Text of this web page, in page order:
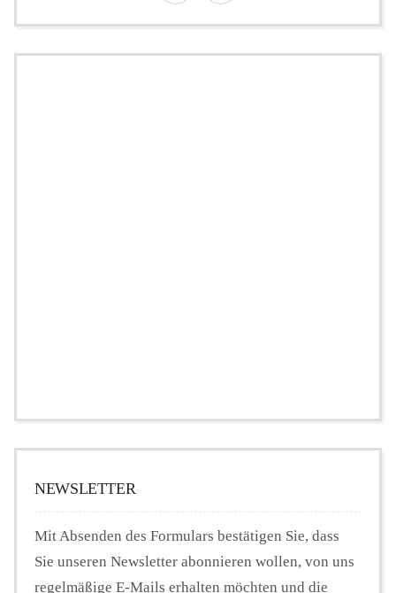
NEWSLETTER
Mit Absenden des Formulars bestätigen Sie, dass
Sie unseren Newsletter abonnieren wollen, von uns
regelmäßige E-Mails erhalten möchten und die